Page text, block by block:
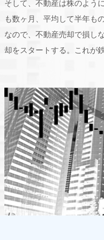
そして、不動産は株のよう
も数ヶ月、平均して半年も
なので、不動産売却で損し
却をスタートする。これが